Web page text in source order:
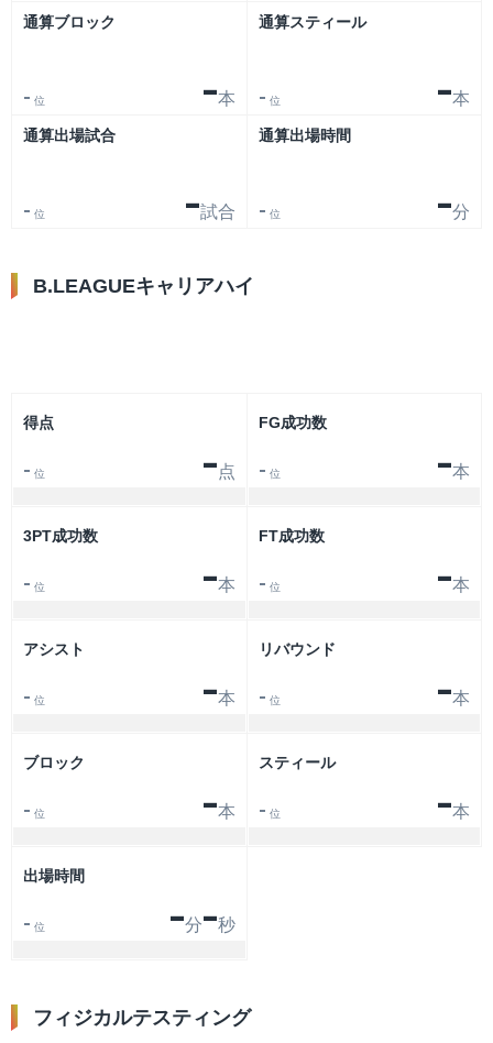
通算ブロック
- 位 -本
通算スティール
- 位 -本
通算出場試合
- 位 -試合
通算出場時間
- 位 -分
B.LEAGUEキャリアハイ
得点
- 位 -点
FG成功数
- 位 -本
3PT成功数
- 位 -本
FT成功数
- 位 -本
アシスト
- 位 -本
リバウンド
- 位 -本
ブロック
- 位 -本
スティール
- 位 -本
出場時間
- 位 -分-秒
フィジカルテスティング